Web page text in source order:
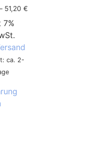
51,20 €
7%
ca. 2-